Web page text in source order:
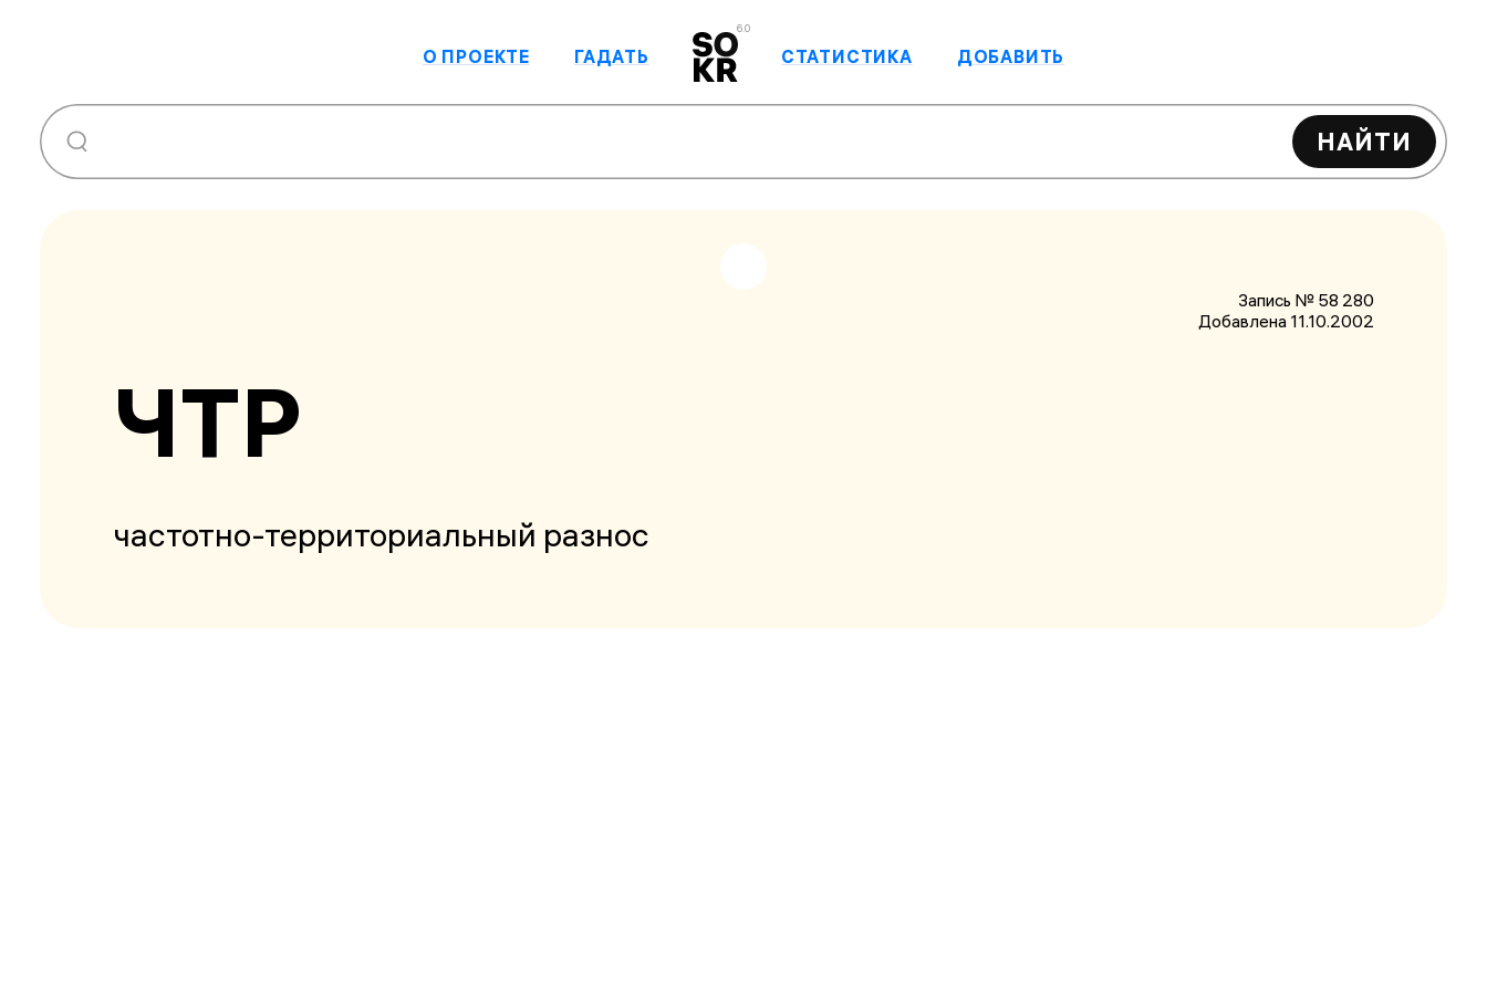
6.0
О ПРОЕКТЕ ГАДАТЬ СТАТИСТИКА ДОБАВИТЬ
НАЙТИ
Запись № 58 280
Добавлена 11.10.2002
ЧТР
частотно-территориальный разнос